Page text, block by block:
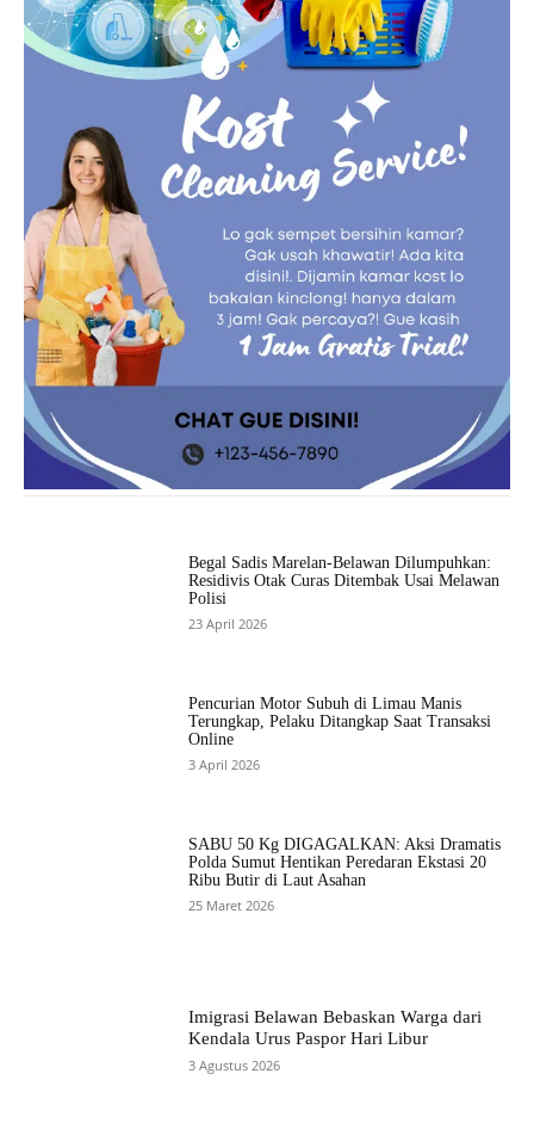
Begal Sadis Marelan-Belawan Dilumpuhkan:
Residivis Otak Curas Ditembak Usai Melawan
Polisi
23 April 2026
Pencurian Motor Subuh di Limau Manis
Terungkap, Pelaku Ditangkap Saat Transaksi
Online
3 April 2026
SABU 50 Kg DIGAGALKAN: Aksi Dramatis
Polda Sumut Hentikan Peredaran Ekstasi 20
Ribu Butir di Laut Asahan
25 Maret 2026
Imigrasi Belawan Bebaskan Warga dari
Kendala Urus Paspor Hari Libur
3 Agustus 2026